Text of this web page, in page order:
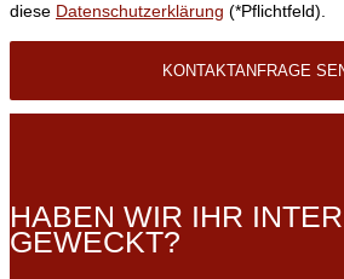
diese Datenschutzerklärung (*Pflichtfeld).
HABEN WIR IHR
GEWECKT?